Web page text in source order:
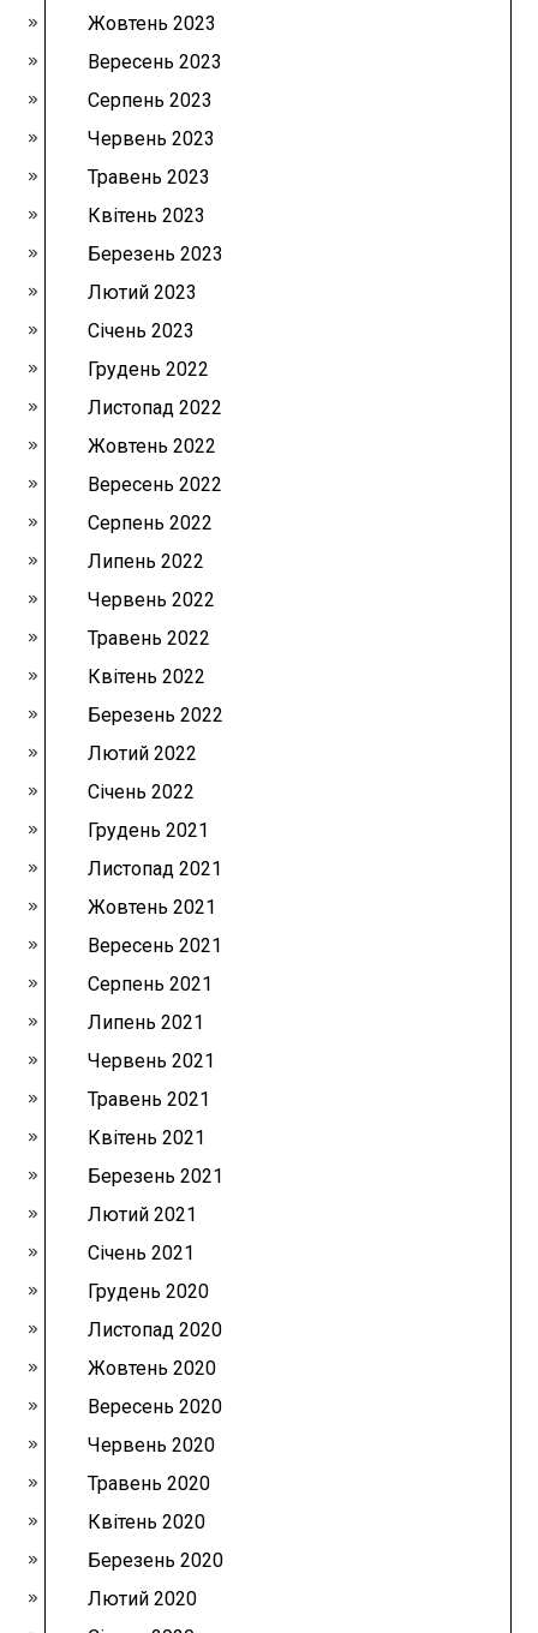
Жовтень 2023
Вересень 2023
Серпень 2023
Червень 2023
Травень 2023
Квітень 2023
Березень 2023
Лютий 2023
Січень 2023
Грудень 2022
Листопад 2022
Жовтень 2022
Вересень 2022
Серпень 2022
Липень 2022
Червень 2022
Травень 2022
Квітень 2022
Березень 2022
Лютий 2022
Січень 2022
Грудень 2021
Листопад 2021
Жовтень 2021
Вересень 2021
Серпень 2021
Липень 2021
Червень 2021
Травень 2021
Квітень 2021
Березень 2021
Лютий 2021
Січень 2021
Грудень 2020
Листопад 2020
Жовтень 2020
Вересень 2020
Червень 2020
Травень 2020
Квітень 2020
Березень 2020
Лютий 2020